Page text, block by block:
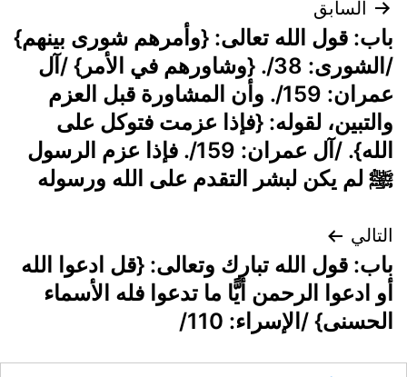
تصفّح
المقالات
السابق
باب: قول الله تعالى: {وأمرهم شورى بينهم}
/الشورى: 38/. {وشاورهم في الأمر} /آل
عمران: 159/. وأن المشاورة قبل العزم
والتبين، لقوله: {فإذا عزمت فتوكل على
الله}. /آل عمران: 159/. فإذا عزم الرسول
ﷺ لم يكن لبشر التقدم على الله ورسوله
التالي
باب: قول الله تبارك وتعالى: {قل ادعوا الله
أو ادعوا الرحمن أيًّا ما تدعوا فله الأسماء
الحسنى} /الإسراء: 110/